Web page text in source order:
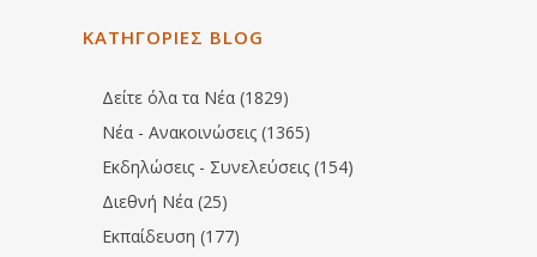
ΚΑΤΗΓΟΡΙΕΣ BLOG
Δείτε όλα τα Νέα (1829)
Νέα - Ανακοινώσεις (1365)
Εκδηλώσεις - Συνελεύσεις (154)
Διεθνή Νέα (25)
Εκπαίδευση (177)